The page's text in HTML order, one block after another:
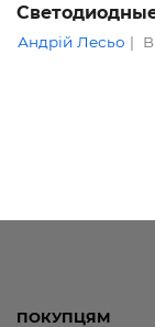
Андрій Лесьо |
ПОКУПЦЯМ